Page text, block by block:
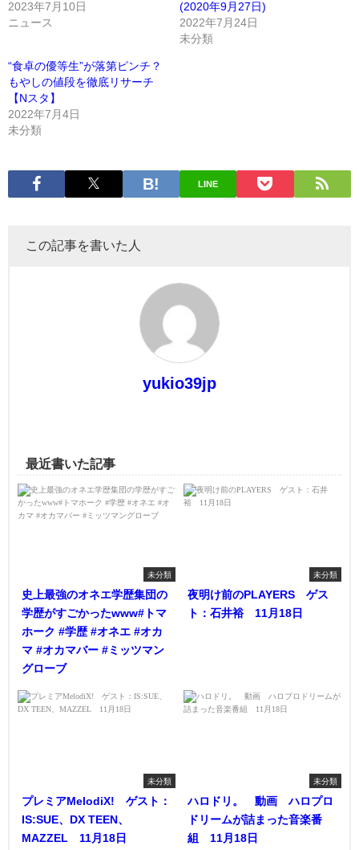
2023年7月10日
ニュース
(2020年9月27日)
2022年7月24日
未分類
“食卓の優等生”が落第ピンチ？
もやしの値段を徹底リサーチ
【Nスタ】
2022年7月4日
未分類
LINE
この記事を書いた人
yukio39jp
最近書いた記事
未分類
史上最強のオネエ学歴集団の
学歴がすごかったwww#トマ
ホーク #学歴 #オネエ #オカ
マ #オカマバー #ミッツマン
グローブ
未分類
夜明け前のPLAYERS ゲス
ト：石井裕 11月18日
未分類
プレミアMelodiX! ゲスト：
IS:SUE、DX TEEN、
MAZZEL 11月18日
未分類
ハロドリ。 動画 ハロプロ
ドリームが詰まった音楽番
組 11月18日